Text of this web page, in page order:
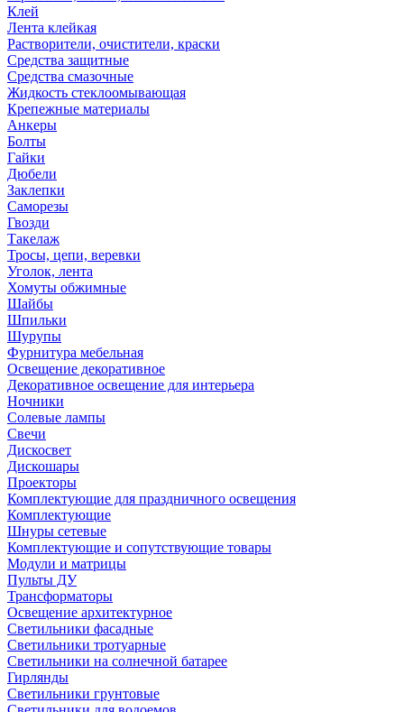
Клей
Лента клейкая
Растворители, очистители, краски
Средства защитные
Средства смазочные
Жидкость стеклоомывающая
Крепежные материалы
Анкеры
Болты
Гайки
Дюбели
Заклепки
Саморезы
Гвозди
Такелаж
Тросы, цепи, веревки
Уголок, лента
Хомуты обжимные
Шайбы
Шпильки
Шурупы
Фурнитура мебельная
Освещение декоративное
Декоративное освещение для интерьера
Ночники
Солевые лампы
Свечи
Дискосвет
Дискошары
Проекторы
Комплектующие для праздничного освещения
Комплектующие
Шнуры сетевые
Комплектующие и сопутствующие товары
Модули и матрицы
Пульты ДУ
Трансформаторы
Освещение архитектурное
Светильники фасадные
Светильники тротуарные
Светильники на солнечной батарее
Гирлянды
Светильники грунтовые